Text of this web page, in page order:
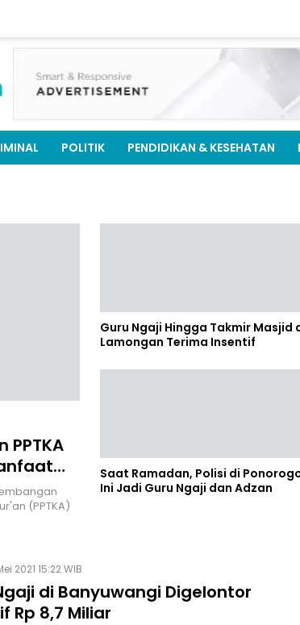
POLITIK PENDIDIKAN & KESEHATAN
PPTKA
(PPTKA)
Guru Ngaji Hingga Takmir Masjid
Lamongan Terima Insentif
Saat Ramadan, Polisi di
Ini Jadi Guru Ngaji dan Adzan
2021 15:22 WIB
di Banyuwangi Digelontor
Rp 8,7 Miliar